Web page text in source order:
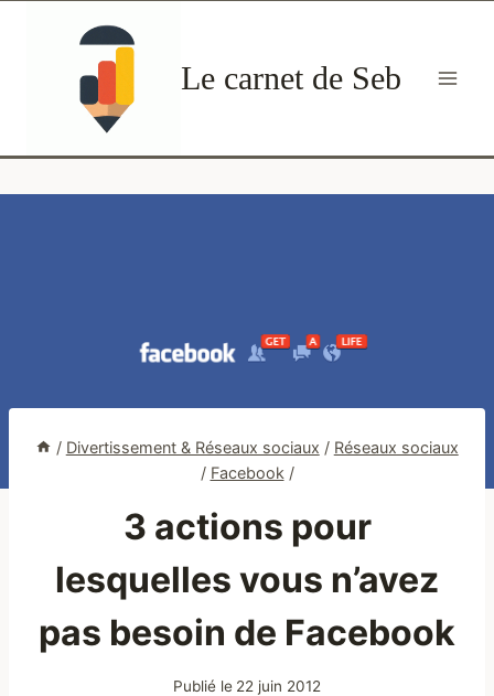
Le carnet de Seb
/ Divertissement & Réseaux sociaux / Réseaux sociaux
/ Facebook /
3 actions pour
lesquelles vous n’avez
pas besoin de Facebook
Publié le 22 juin 2012